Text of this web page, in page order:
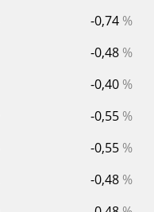
-0,74 %
-0,48 %
-0,40 %
-0,55 %
-0,55 %
-0,48 %